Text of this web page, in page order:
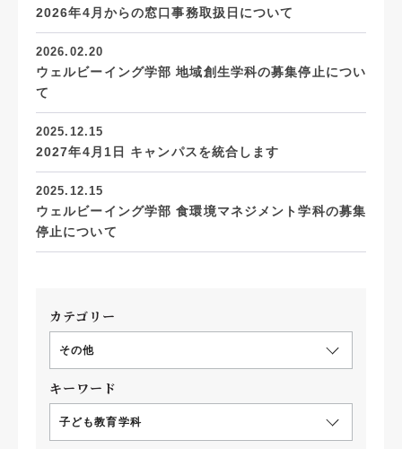
2026年4月からの窓口事務取扱日について
2026.02.20
ウェルビーイング学部 地域創生学科の募集停止につい
て
2025.12.15
2027年4月1日 キャンパスを統合します
2025.12.15
ウェルビーイング学部 食環境マネジメント学科の募集
停止について
カテゴリー
その他
キーワード
子ども教育学科